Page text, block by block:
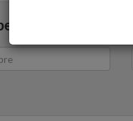
artículos como